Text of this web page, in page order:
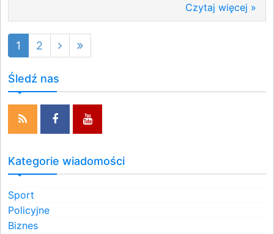
Czytaj więcej »
1 2
Śledź nas
Kategorie wiadomości
Sport
Policyjne
Biznes